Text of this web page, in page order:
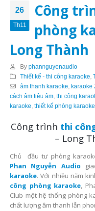
26
Th11
Công
phòng
Long Thành
By phannguyenaudio
Thiết kế - thi công karaoke
âm thanh karaoke karaoke
cách âm tiêu âm thi công
karaoke thiết kế phòng karaoke
Công trình thi
– Long
Chủ đầu tư phòng
Phan Nguyễn Audio
karaoke. Với nhiều năm
công phòng karaoke,
Club một hệ thống phòng
chất lượng âm thanh lẫn